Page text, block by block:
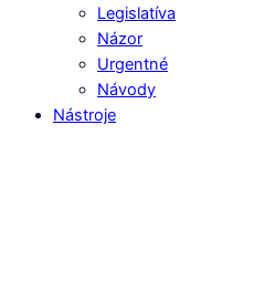
Legislatíva
Názor
Urgentné
Návody
Nástroje